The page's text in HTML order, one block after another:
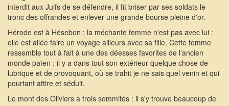
interdit aux Juifs de se défendre, il fit briser par ses soldats le
tronc des offrandes et enlever une grande bourse pleine d'or.
Hérode est à Hésebon : la méchante femme n'est pas avec lui :
elle est allée faire un voyage ailleurs avec sa fille. Cette femme
ressemble tout à fait à une des déesses favorites de l'ancien
monde païen : il y a dans tout son extérieur quelque chose de
lubrique et de provoquant, où se trahit je ne sais quel venin et qui
pourtant attire et séduit.
Le mont des Oliviers a trois sommités : il s'y trouve beaucoup de